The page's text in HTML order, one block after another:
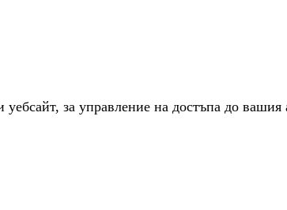
за управление на достъпа до